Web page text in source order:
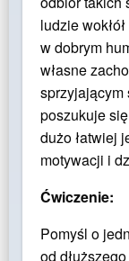
ludzie
w dobrym
własne
sprzyjającym
poszukuje
dużo łatwiej
motywacji i
Ćwiczenie:
Pomyśl o
od